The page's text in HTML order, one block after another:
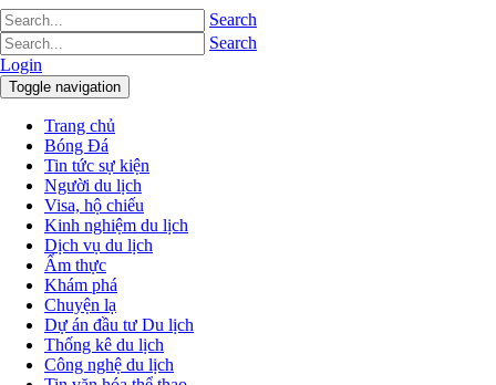
Search
Search
Login
Toggle navigation
Trang chủ
Bóng Đá
Tin tức sự kiện
Người du lịch
Visa, hộ chiếu
Kinh nghiệm du lịch
Dịch vụ du lịch
Ẩm thực
Khám phá
Chuyện lạ
Dự án đầu tư Du lịch
Thống kê du lịch
Công nghệ du lịch